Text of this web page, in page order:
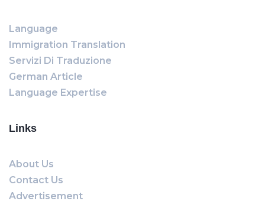
Language
Immigration Translation
Servizi Di Traduzione
German Article
Language Expertise
Links
About Us
Contact Us
Advertisement